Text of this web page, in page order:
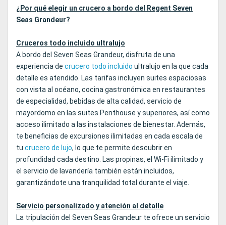
¿Por qué elegir un crucero a bordo del Regent Seven
Seas Grandeur?
Cruceros todo incluido ultralujo
A bordo del Seven Seas Grandeur, disfruta de una
experiencia de crucero todo incluido ultralujo en la que cada
detalle es atendido. Las tarifas incluyen suites espaciosas
con vista al océano, cocina gastronómica en restaurantes
de especialidad, bebidas de alta calidad, servicio de
mayordomo en las suites Penthouse y superiores, así como
acceso ilimitado a las instalaciones de bienestar. Además,
te beneficias de excursiones ilimitadas en cada escala de
tu crucero de lujo, lo que te permite descubrir en
profundidad cada destino. Las propinas, el Wi‑Fi ilimitado y
el servicio de lavandería también están incluidos,
garantizándote una tranquilidad total durante el viaje.
Servicio personalizado y atención al detalle
La tripulación del Seven Seas Grandeur te ofrece un servicio